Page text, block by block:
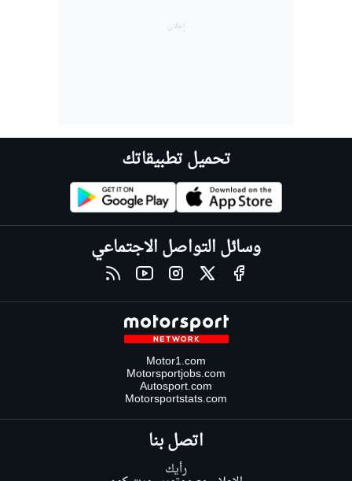
تحميل تطبيقاتك
وسائل التواصل الاجتماعي
Motor1.com
Motorsportjobs.com
Autosport.com
Motorsportstats.com
اتصل بنا
رأيك